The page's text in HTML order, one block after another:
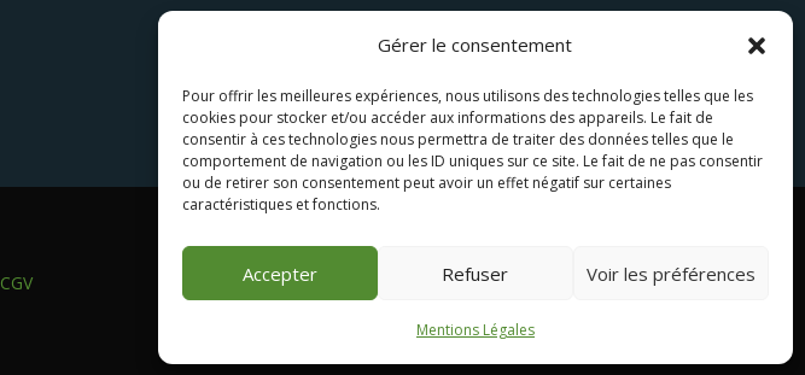
Gérer le consentement
Pour offrir les meilleures expériences, nous utilisons des technologies telles que les
cookies pour stocker et/ou accéder aux informations des appareils. Le fait de
consentir à ces technologies nous permettra de traiter des données telles que le
comportement de navigation ou les ID uniques sur ce site. Le fait de ne pas consentir
ou de retirer son consentement peut avoir un effet négatif sur certaines
caractéristiques et fonctions.
Accepter Refuser Voir les préférences
Mentions Légales
Tel :06 08 93 70 75
CGV